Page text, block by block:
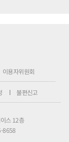
이용자위원회
불편신고
스 12층
8658